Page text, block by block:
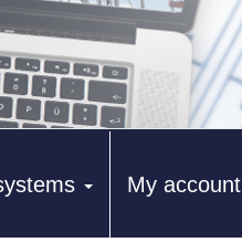
My account